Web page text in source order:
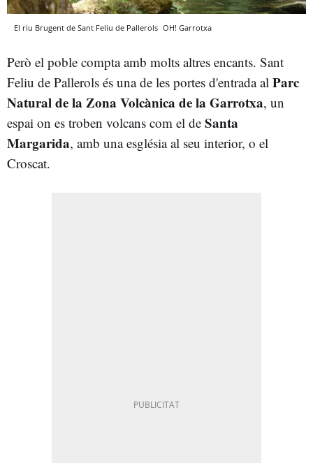
El riu Brugent de Sant Feliu de Pallerols OH! Garrotxa
Però el poble compta amb molts altres encants. Sant
Feliu de Pallerols és una de les portes d'entrada al Parc
Natural de la Zona Volcànica de la Garrotxa, un
espai on es troben volcans com el de Santa
Margarida, amb una església al seu interior, o el
Croscat.